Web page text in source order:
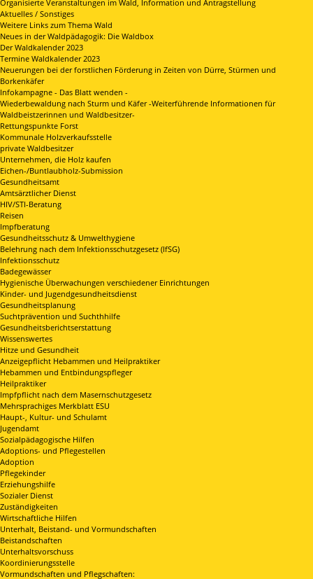
Organisierte Veranstaltungen im Wald, Information und Antragstellung
Aktuelles / Sonstiges
Weitere Links zum Thema Wald
Neues in der Waldpädagogik: Die Waldbox
Der Waldkalender 2023
Termine Waldkalender 2023
Neuerungen bei der forstlichen Förderung in Zeiten von Dürre, Stürmen und
Borkenkäfer
Infokampagne - Das Blatt wenden -
Wiederbewaldung nach Sturm und Käfer -Weiterführende Informationen für
Waldbeistzerinnen und Waldbesitzer-
Rettungspunkte Forst
Kommunale Holzverkaufsstelle
private Waldbesitzer
Unternehmen, die Holz kaufen
Eichen-/Buntlaubholz-Submission
Gesundheitsamt
Amtsärztlicher Dienst
HIV/STI-Beratung
Reisen
Impfberatung
Gesundheitsschutz & Umwelthygiene
Belehrung nach dem Infektionsschutzgesetz (IfSG)
Infektionsschutz
Badegewässer
Hygienische Überwachungen verschiedener Einrichtungen
Kinder- und Jugendgesundheitsdienst
Gesundheitsplanung
Suchtprävention und Suchthhilfe
Gesundheitsberichtserstattung
Wissenswertes
Hitze und Gesundheit
Anzeigepflicht Hebammen und Heilpraktiker
Hebammen und Entbindungspfleger
Heilpraktiker
Impfpflicht nach dem Masernschutzgesetz
Mehrsprachiges Merkblatt ESU
Haupt-, Kultur- und Schulamt
Jugendamt
Sozialpädagogische Hilfen
Adoptions- und Pflegestellen
Adoption
Pflegekinder
Erziehungshilfe
Sozialer Dienst
Zuständigkeiten
Wirtschaftliche Hilfen
Unterhalt, Beistand- und Vormundschaften
Beistandschaften
Unterhaltsvorschuss
Koordinierungsstelle
Vormundschaften und Pflegschaften: